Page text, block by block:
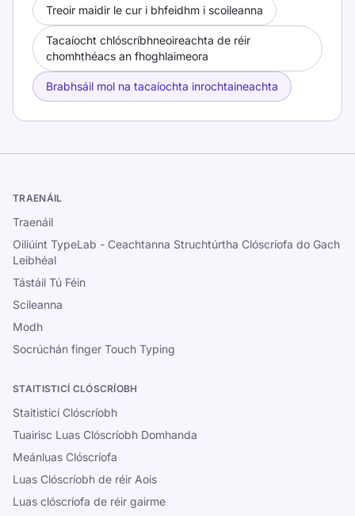
Treoir maidir le cur i bhfeidhm i scoileanna
Tacaíocht chlóscríbhneoireachta de réir
chomhthéacs an fhoghlaimeora
Brabhsáil mol na tacaíochta inrochtaineachta
TRAENÁIL
Traenáil
Oiliúint TypeLab - Ceachtanna Struchtúrtha Clóscríofa do Gach
Leibhéal
Tástáil Tú Féin
Scileanna
Modh
Socrúchán finger Touch Typing
STAITISTICÍ CLÓSCRÍOBH
Staitisticí Clóscríobh
Tuairisc Luas Clóscríobh Domhanda
Meánluas Clóscríofa
Luas Clóscríobh de réir Aois
Luas clóscríofa de réir gairme